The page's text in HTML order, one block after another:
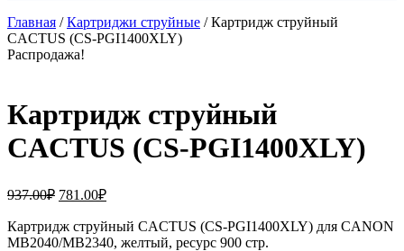
Главная /Картриджи струйные / Картридж струйный
CACTUS (CS-PGI1400XLY)
Распродажа!
Картридж струйный
CACTUS (CS-PGI1400XLY)
937.00₽ Первоначальная
составляла
937.00₽.
781.00₽Текущая
781.00₽.
Картридж струйный CACTUS (CS-PGI1400XLY) для CANON
МВ2040/МВ2340, желтый, ресурс 900 стр.